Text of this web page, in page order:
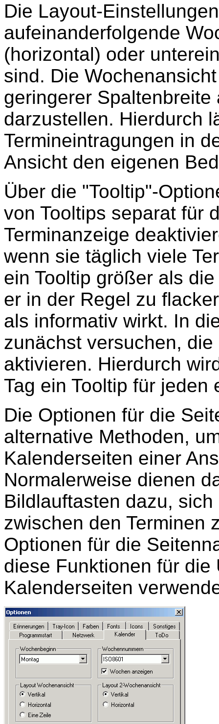
Die Layout-
aufeinanderfolgende
(horizontal) oder
sind. Die
geringerer
darzustellen. Hierdurch
Termineintragungen in
Ansicht den eigenen
Über die "Tooltip"-
von Tooltips separat für
Terminanzeige
wenn sie täglich viele
ein Tooltip größer als
er in der Regel zu
als informativ wirkt. In
zunächst versuchen,
aktivieren. Hierdurch
Tag ein Tooltip für jeden
Die Optionen für die
alternative Methoden,
Kalenderseiten einer
Normalerweise dienen
Bildlauftasten dazu,
zwischen den Terminen
Optionen für die
diese Funktionen für die
Kalenderseiten